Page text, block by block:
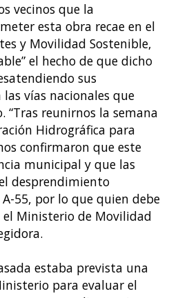
vecinos que la
esta obra recae en el
y Movilidad Sostenible,
el hecho de que dicho
sus
vías nacionales que
reunirnos la semana
Hidrográfica para
confirmaron que este
municipal y que las
desprendimiento
55, por lo que quien debe
Ministerio de Movilidad
estaba prevista una
para evaluar el